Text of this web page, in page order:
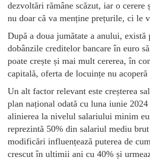
dezvoltări rămâne scăzut, iar o cerere
nu doar că va menține prețurile, ci le
După a doua jumătate a anului, există
dobânzile creditelor bancare în euro
poate crește și mai mult cererea, în
capitală, oferta de locuințe nu
Un alt factor relevant este creșterea
plan național odată cu luna iunie
alinierea la nivelul salariului minim
reprezintă 50% din salariul mediu
modificări influențează puterea de
crescut în ultimii ani cu 40% și